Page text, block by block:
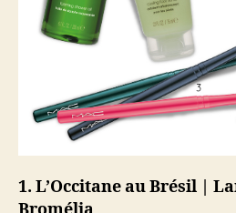
1. L’Occitane au Brésil |